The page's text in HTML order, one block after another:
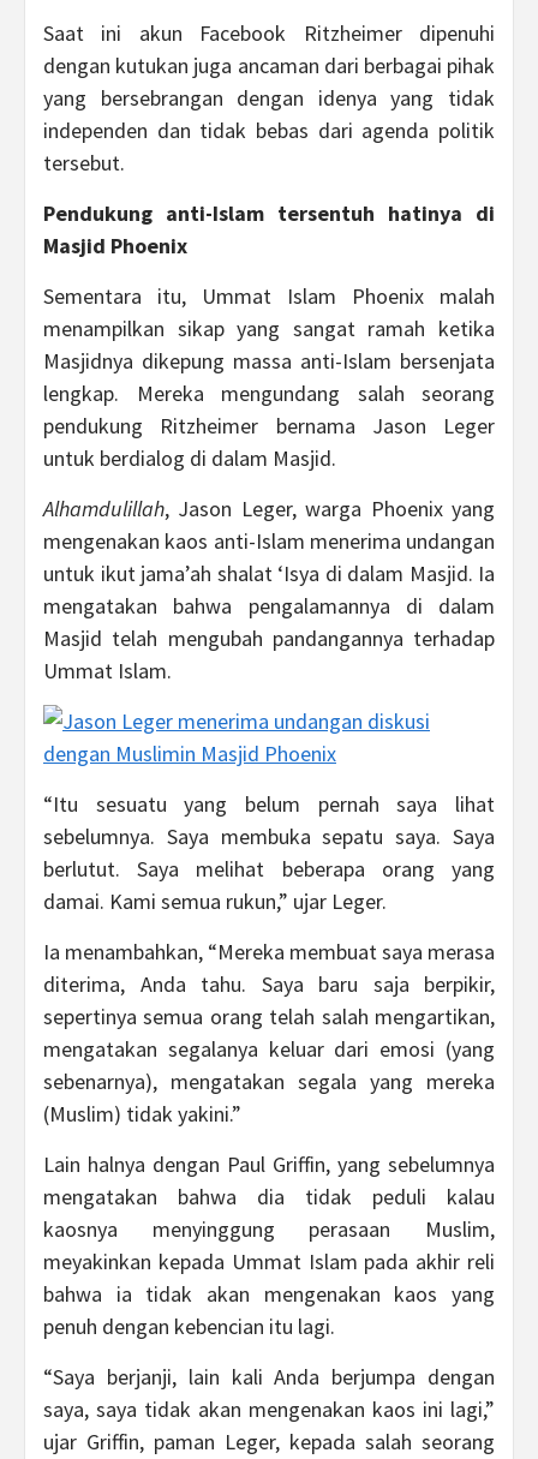
Saat ini akun Facebook Ritzheimer dipenuhi
dengan kutukan juga ancaman dari berbagai pihak
yang bersebrangan dengan idenya yang tidak
independen dan tidak bebas dari agenda politik
tersebut.
Pendukung anti-Islam tersentuh hatinya di
Masjid Phoenix
Sementara itu, Ummat Islam Phoenix malah
menampilkan sikap yang sangat ramah ketika
Masjidnya dikepung massa anti-Islam bersenjata
lengkap. Mereka mengundang salah seorang
pendukung Ritzheimer bernama Jason Leger
untuk berdialog di dalam Masjid.
Alhamdulillah, Jason Leger, warga Phoenix yang
mengenakan kaos anti-Islam menerima undangan
untuk ikut jama’ah shalat ‘Isya di dalam Masjid. Ia
mengatakan bahwa pengalamannya di dalam
Masjid telah mengubah pandangannya terhadap
Ummat Islam.
“Itu sesuatu yang belum pernah saya lihat
sebelumnya. Saya membuka sepatu saya. Saya
berlutut. Saya melihat beberapa orang yang
damai. Kami semua rukun,” ujar Leger.
Ia menambahkan, “Mereka membuat saya merasa
diterima, Anda tahu. Saya baru saja berpikir,
sepertinya semua orang telah salah mengartikan,
mengatakan segalanya keluar dari emosi (yang
sebenarnya), mengatakan segala yang mereka
(Muslim) tidak yakini.”
Lain halnya dengan Paul Griffin, yang sebelumnya
mengatakan bahwa dia tidak peduli kalau
kaosnya menyinggung perasaan Muslim,
meyakinkan kepada Ummat Islam pada akhir reli
bahwa ia tidak akan mengenakan kaos yang
penuh dengan kebencian itu lagi.
“Saya berjanji, lain kali Anda berjumpa dengan
saya, saya tidak akan mengenakan kaos ini lagi,”
ujar Griffin, paman Leger, kepada salah seorang